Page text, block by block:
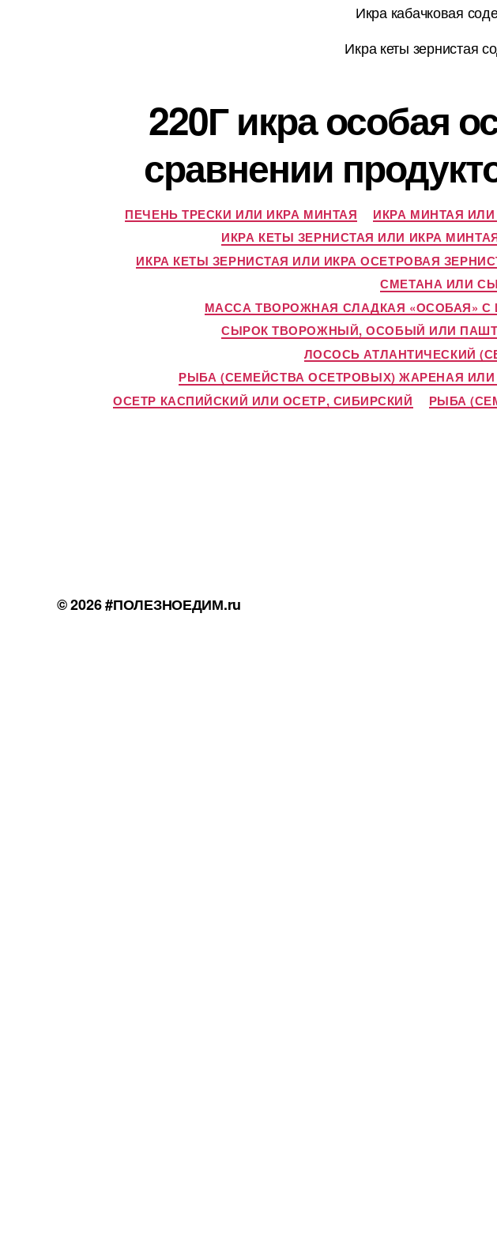
Икра кабачковая
Икра кеты зернистая
220Г икра особая
сравнении
ПЕЧЕНЬ ТРЕСКИ ИЛИ ИКРА МИНТАЯ ИКРА МИНТАЯ
ИКРА КЕТЫ ЗЕРНИСТАЯ ИЛИ ИКРА
ИКРА КЕТЫ ЗЕРНИСТАЯ ИЛИ ИКРА ОСЕТРОВАЯ
СМЕТАНА ИЛИ
МАССА ТВОРОЖНАЯ СЛАДКАЯ «ОСОБАЯ»
СЫРОК ТВОРОЖНЫЙ, ОСОБЫЙ ИЛИ
ЛОСОСЬ АТЛАНТИЧЕСКИЙ
РЫБА (СЕМЕЙСТВА ОСЕТРОВЫХ) ЖАРЕНАЯ
ОСЕТР КАСПИЙСКИЙ ИЛИ ОСЕТР, СИБИРСКИЙ
РЫБА
© 2026#ПОЛЕЗНОЕДИМ.ru